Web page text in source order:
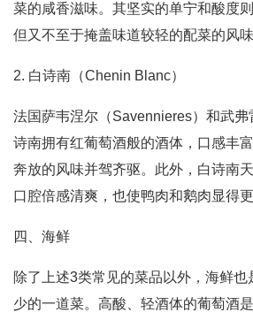
菜的咸香滋味。其坚实的单宁和酸度
但又不至于掩盖味道较轻的配菜的风味
2. 白诗南（Chenin Blanc）
法国萨韦涅尔（Savennieres）和武弗
诗南拥有红葡萄酒般的酒体，口感丰
奔放的风味并驾齐驱。此外，白诗南
口腔倍感清爽，也使鸭肉和鹅肉显得更
四、海鲜
除了上述3类常见的菜品以外，海鲜
少的一道菜。高酸、轻酒体的葡萄酒